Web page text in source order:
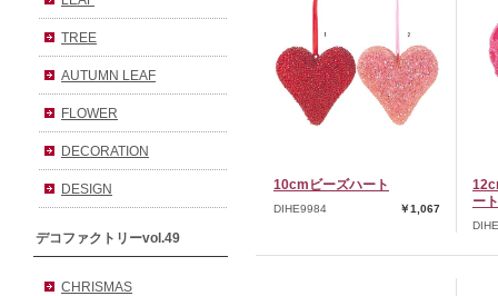
TREE
AUTUMN LEAF
FLOWER
DECORATION
DESIGN
デコファクトリーvol.49
CHRISMAS
10cmビーズハート
DIHE9984 ￥1,067
ート